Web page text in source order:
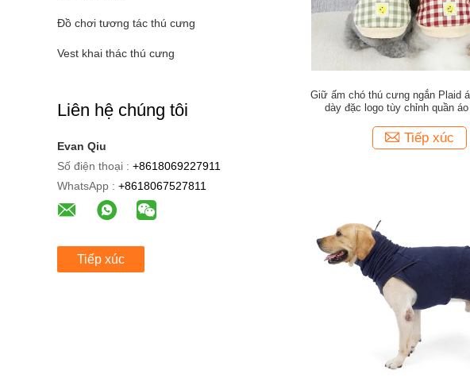
Đồ chơi tương tác thú cưng
Vest khai thác thú cưng
Liên hệ chúng tôi
Evan Qiu
Số điện thoại : +8618069227911
WhatsApp : +8618067527811
Tiếp xúc
Giữ ấm chó thú cưng ngắn Plaid
dày đặc logo tùy chỉnh quần
Tiếp xúc